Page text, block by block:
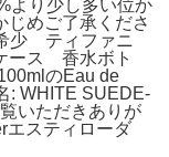
より少し多い位か
じめご了承くださ
少 ティファニ
ス 香水ボト
のEau de
: WHITE SUEDE-
いただきありが
エスティローダ